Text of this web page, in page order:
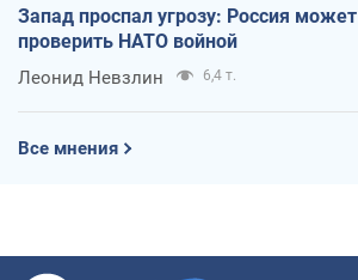
Запад проспал угрозу: Россия может
проверить НАТО войной
Леонид Невзлин 6,4 т.
Все мнения